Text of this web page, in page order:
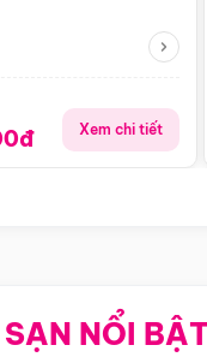
Xem chi tiết
NỔI